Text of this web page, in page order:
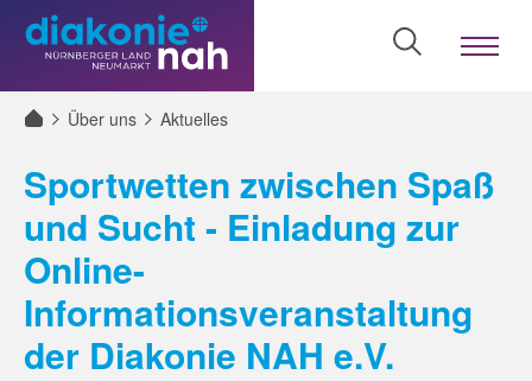
Zum
Seiteninhalt
Zum
Menü
Zur
Website-
Menü
Über uns Aktuelles
Sportwetten zwischen Spaß
und Sucht - Einladung zur
Online-
Informationsveranstaltung
der Diakonie NAH e.V.